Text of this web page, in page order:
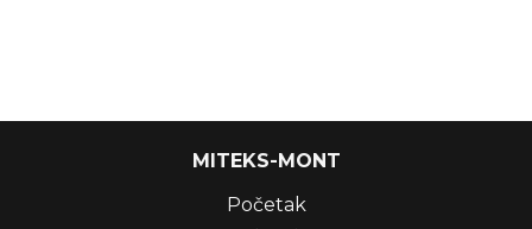
MITEKS-MONT
Početak